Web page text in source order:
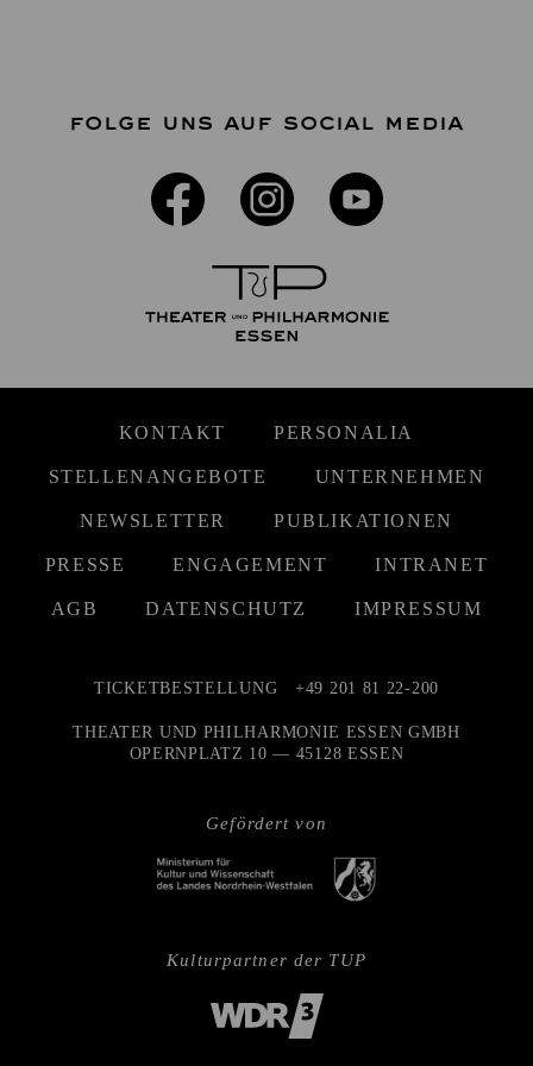
FOLGE UNS AUF SOCIAL MEDIA
KONTAKT PERSONALIA
STELLENANGEBOTE UNTERNEHMEN
NEWSLETTER PUBLIKATIONEN
PRESSE ENGAGEMENT INTRANET
AGB DATENSCHUTZ IMPRESSUM
Gefördert von
TICKETBESTELLUNG +49 201 81 22-200
THEATER UND PHILHARMONIE ESSEN GMBH
OPERNPLATZ 10 — 45128 ESSEN
Kulturpartner der TUP